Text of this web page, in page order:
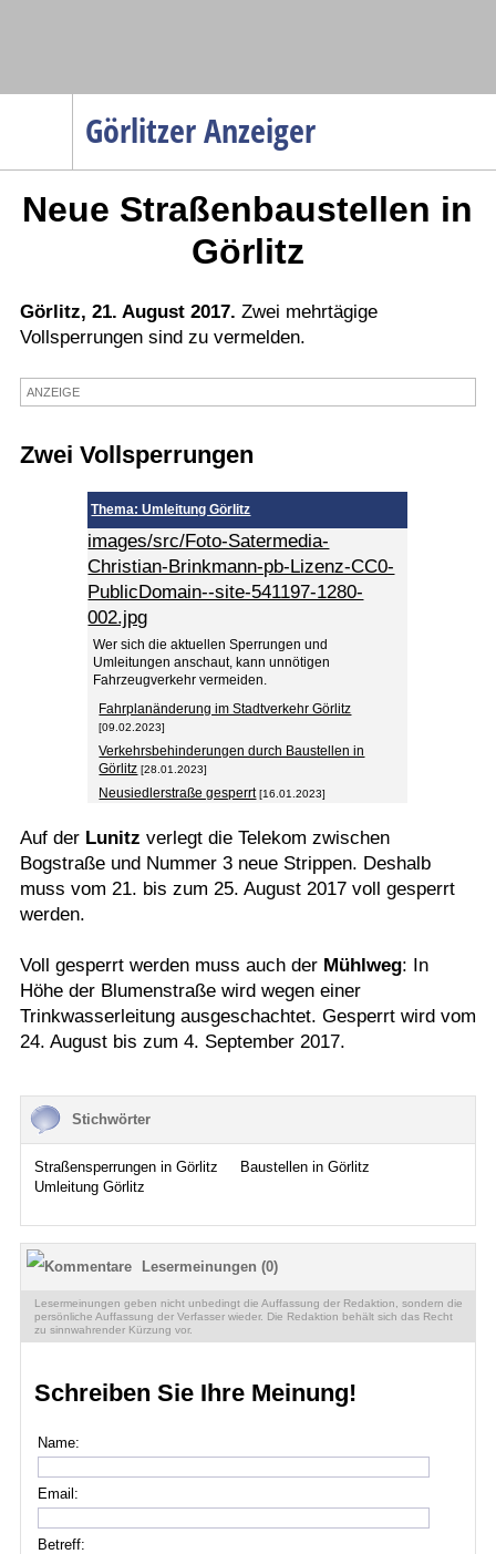
Görlitzer Anzeiger
Menüpunkte
Politik
Wirtschaft
Service
Verkehr
Kultur
Termine
Kostenlos
Neue Straßenbaustellen in
Görlitz
Görlitz, 21. August 2017. Zwei mehrtägige
Vollsperrungen sind zu vermelden.
ANZEIGE
Zwei Vollsperrungen
Thema: Umleitung Görlitz
images/src/Foto-Satermedia-
Christian-Brinkmann-pb-Lizenz-CC0-
PublicDomain--site-541197-1280-
002.jpg
Wer sich die aktuellen Sperrungen und
Umleitungen anschaut, kann unnötigen
Fahrzeugverkehr vermeiden.
Fahrplanänderung im Stadtverkehr Görlitz
[09.02.2023]
Verkehrsbehinderungen durch Baustellen in
Görlitz [28.01.2023]
Neusiedlerstraße gesperrt [16.01.2023]
Auf derLunitz verlegt die Telekom zwischen
Bogstraße und Nummer 3 neue Strippen. Deshalb
muss vom 21. bis zum 25. August 2017 voll gesperrt
werden.
Voll gesperrt werden muss auch der Mühlweg: In
Höhe der Blumenstraße wird wegen einer
Trinkwasserleitung ausgeschachtet. Gesperrt wird vom
24. August bis zum 4. September 2017.
Stichwörter
Straßensperrungen in Görlitz
Baustellen in Görlitz
Umleitung Görlitz
Lesermeinungen (0)
Lesermeinungen geben nicht unbedingt die Auffassung der Redaktion, sondern die
persönliche Auffassung der Verfasser wieder. Die Redaktion behält sich das Recht
zu sinnwahrender Kürzung vor.
Schreiben Sie Ihre Meinung!
Name:
Email:
Betreff: